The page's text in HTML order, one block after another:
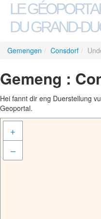
LE
DU GRAND-
Gemengen / Consdorf /
Gemeng :
Hei fannt dir eng Duerstellung
Geoportal.
+
–